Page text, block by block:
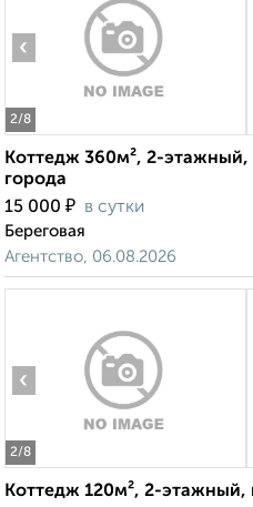
2/8
‹
Коттедж 360м², 2-этажный,
города
15 000 ₽ в сутки
Береговая
Агентство, 06.08.2026
2/8
‹
Коттедж 120м², 2-этажный,